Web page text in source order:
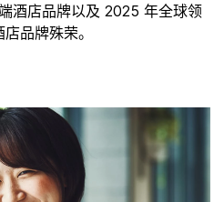
酒店品牌以及 2025 年全球领
品牌殊荣。​